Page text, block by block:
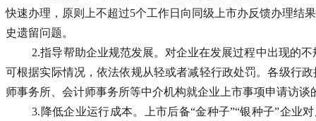
快速办理，原则上不超过5个工作日向同级上市办反馈办理结
史遗留问题。
2.指导帮助企业规范发展。对企业在发展过程中出现的
可根据实际情况，依法依规从轻或者减轻行政处罚。各级行
师事务所、会计师事务所等中介机构就企业上市事项申请访
3.降低企业运行成本。上市后备“金种子”“银种子”企业